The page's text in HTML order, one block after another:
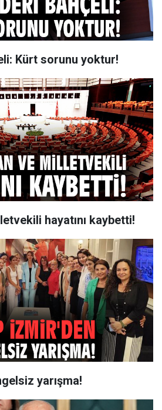
Kürt sorunu yoktur!
hayatını kaybetti!
yarışma!